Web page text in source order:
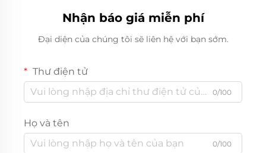
Nhận báo giá miễn phí
Đại diện của chúng tôi sẽ liên hệ với bạn sớm.
Thư điện tử
0/100
Họ và tên
0/100